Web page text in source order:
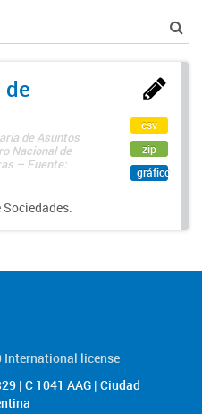
de
de Asuntos
Nacional de
– Fuente:
csv
zip
gráfico
license
| C 1041 AAG | Ciudad